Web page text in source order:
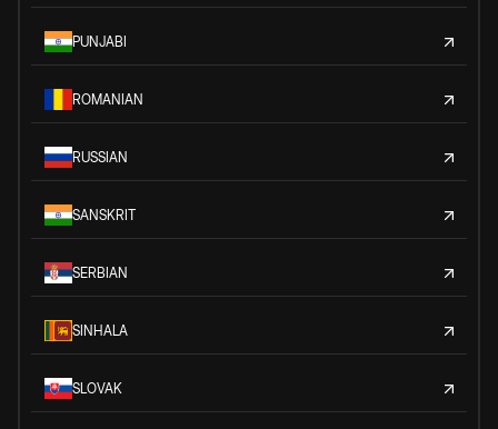
PUNJABI
ROMANIAN
RUSSIAN
SANSKRIT
SERBIAN
SINHALA
SLOVAK